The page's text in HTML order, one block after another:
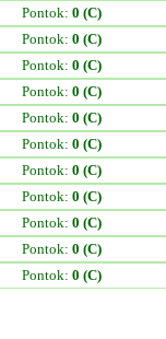
Pontok: 0 (C)
Pontok: 0 (C)
Pontok: 0 (C)
Pontok: 0 (C)
Pontok: 0 (C)
Pontok: 0 (C)
Pontok: 0 (C)
Pontok: 0 (C)
Pontok: 0 (C)
Pontok: 0 (C)
Pontok: 0 (C)